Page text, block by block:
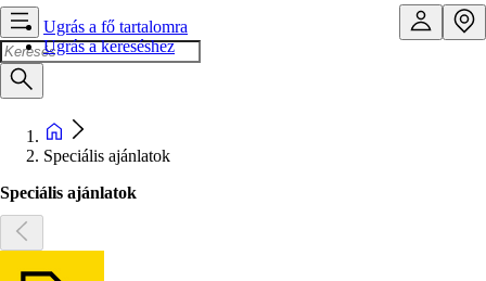
Ugrás a fő tartalomra
Ugrás a kereséshez
Speciális ajánlatok
Speciális ajánlatok